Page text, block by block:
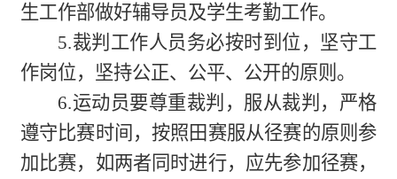
生工作部做好辅导员及学生考勤工作。
5.裁判工作人员务必按时到位，坚守工
作岗位，坚持公正、公平、公开的原则。
6.运动员要尊重裁判，服从裁判，严格
遵守比赛时间，按照田赛服从径赛的原则参
加比赛，如两者同时进行，应先参加径赛，